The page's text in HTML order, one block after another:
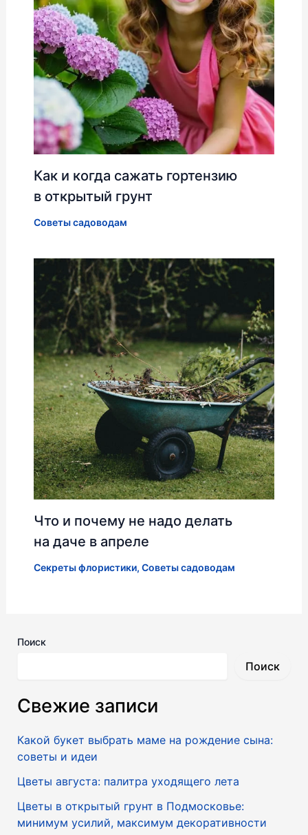
Как и когда сажать гортензию
в открытый грунт
Советы садоводам
Что и почему не надо делать
на даче в апреле
Секреты флористики, Советы садоводам
Поиск
Поиск
Свежие записи
Какой букет выбрать маме на рождение сына:
советы и идеи
Цветы августа: палитра уходящего лета
Цветы в открытый грунт в Подмосковье:
минимум усилий, максимум декоративности